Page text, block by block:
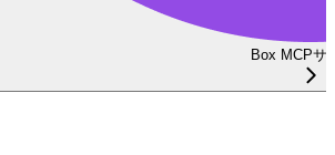
Box MCPサ